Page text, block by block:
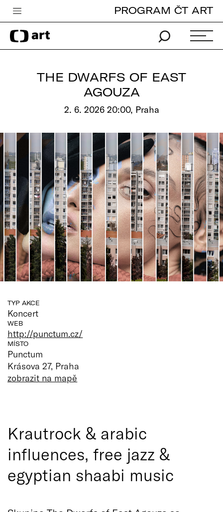
Česká televize
Zpravodajství
Vše o ČT
PROGRAM ČT ART
THE DWARFS OF EAST
AGOUZA
2. 6. 2026 20:00, Praha
TYP AKCE
Koncert
WEB
http://punctum.cz/
MÍSTO
Punctum
Krásova 27, Praha
zobrazit na mapě
Krautrock & arabic
influences, free jazz &
egyptian shaabi music